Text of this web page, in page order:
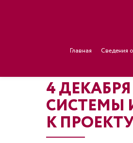
Главная Сведения
4
СИСТЕМЫ
К